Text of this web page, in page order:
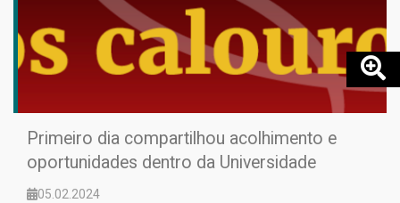
Primeiro dia compartilhou acolhimento e
oportunidades dentro da Universidade
05.02.2024